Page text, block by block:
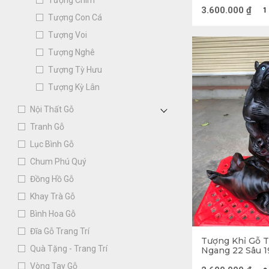
Tượng Con Cá
Tượng Voi
Tượng Nghê
Tượng Tỳ Hưu
Tượng Kỳ Lân
Nội Thất Gỗ
Tranh Gỗ
Lục Bình Gỗ
Chum Phú Quý
Đồng Hồ Gỗ
Khay Trà Gỗ
Bình Hoa Gỗ
Đĩa Gỗ Trang Trí
Quà Tặng - Trang Trí
Vòng Tay Gỗ
Hình tượng
Trong tác phẩm
nhằm xoá tên
là muốn trường
không ai có thể
Tượng khỉ là
Con khỉ chỉ
1
3.600.000 ₫
Tượng Khỉ Gỗ
Ngang 22 Sâu